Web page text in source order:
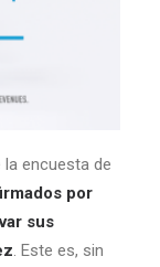
encuesta de
por
sus
. Este es, sin